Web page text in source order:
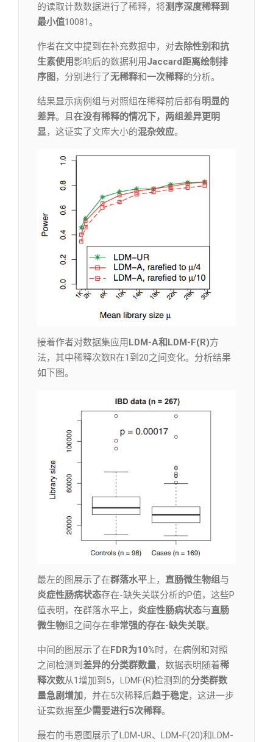
的读取计数数据进行了稀释，将测序深度稀释到
最小值10081。
作者在文中提到在补充数据中，对去除性别和抗
生素使用影响后的数据利用Jaccard距离绘制排
序图 ，分别进行了无稀释和一次稀释的分析。
结果显示病例组与对照组在稀释前后都有明显的
差异。且 在没有稀释的情况下，两组差异更明
显，这证实了文库大小的混杂效应。
接着作者对数据集应用LDM-A和LDM-F(R)方
法，其中稀释次数R在1到20之间变化。分析结果
如下图。
最左的图展示了在群落水平 上， 直肠微生物组与
炎症性肠病状态存在-缺失关联分析的P值，这些P
值表明，在群落水平上， 炎症性肠病状态与直肠
微生物组之间存在非常强的存在-缺失关联。
中间的图展示了在FDR为10%时，在病例和对照
之间检测到 差异的分类群数量，数据表明随着稀
释次数从1增加到5，LDMF(R)检测到的分类群数
量急剧增加，并在5次稀释后趋于稳定，这进一步
证实数据至少需要进行5次稀释。
最右的韦恩图展示了LDM-UR、LDM-F(20)和LDM-